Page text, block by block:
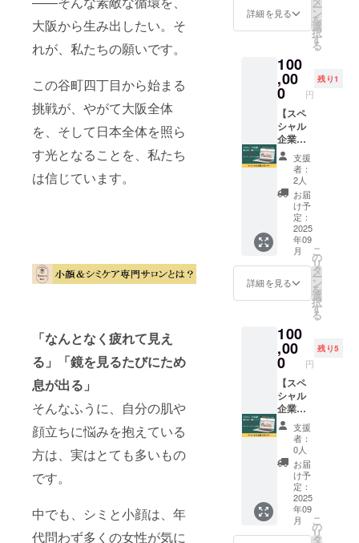
大阪から生み出したい。そ
れが、私たちの願いです。
この谷町四丁目から始まる
挑戦が、やがて大阪全体
を、そして日本全体を照ら
す光となることを、私たち
は信じています。
「なんとなく疲れて見え
る」「鏡を見るたびにため
息が出る」
そんなふうに、自分の肌や
顔立ちに悩みを抱えている
方は、実はとても多いもの
です。
中でも、シミと小顔は、年
代問わず多くの女性が気に
原材料
及び添
加物等
表示は
お届け
商品の
ラベル
に表記
されま
す。商
品開封
前には
必ずお
届けの
リター
ンに貼
付され
たラベ
ルや注
意書き
をご確
認くだ
さい。
ン、ア
セチル
ヘキサ
ド-8、
BG、ト
リ(カプ
リル酸/
カプリ
ン酸)グ
リセリ
ル、水
添レシ
チン、
トコ
フェ
ロー
ル、酢
酸トコ
フェ
ロー
ル、グ
リセリ
ン、ポ
ベート
80、カ
プリリ
ルグリ
コー
ル、メ
チルパ
ラベ
ン、
フェノ
キシエ
タノー
ル、1,2-
ヘキサ
ンジ
オール
使用上
程は
メール
ていた
だきま
す。 ※
こちら
の権利
の有効
期限は
2025年
9月から
1年間で
す。
フェイ
間は1回
120分で
す。 小
顔＆シ
ミケア
専門サ
ロン
「Nana
ra」 住
所：大
阪市中
央区粉
川町4-
16 ※日
程は
メール
にて調
整させ
こちら
の権利
の有効
期限は
2025年
9月から
1年間で
す。
ンジン
マッ
サージ
(顔+デ
コル
テ)→ポ
レー
ション
→シミ
ケア→
バイオ
マスク
→美白
パック
→スキ
ンケア
→お仕
上げ》
レー
かった
方にも
お勧め
シミケ
アコー
スで
す。 施
術時間
は1回
120分で
す。 小
顔＆シ
ミケア
専門サ
ロン
「Nana
ra」 住
サーと
してHP
に企業
業のHP
のリン
クを掲
載させ
ていた
だきま
す。 ※
掲載す
る内容
はメー
ルにて
確認さ
せてい
ただき
ます。
※ネット
ワーク
販売ま
たは企
業イ
が相違
する場
合等、
お断り
させて
いただ
く場合
があり
ます。
お断り
させて
いただ
いた場
合は返
金対応
いたし
ます。
詳細を見る ー
ン
を
選
択
す
る
100
,00
0 円
残り1
【スペ
シャル
企業ス
ポン
サー】
株式会
社ツナ
グのス
ペシャ
ル企業
スポン
サーに
なれる
権利で
す。 企
業スポ
として
HPに企
業名、
企業の
HPのリ
ンクを
掲載さ
せてい
ただき
ます。
さら
に、谷
町四丁
目の小
顔＆シ
ミケア
専門サ
支援
者：
2人
お届
け予
定：
2025
年09
月
詳細を見る
こ
の
リ
タ
ー
ン
を
選
択
す
る
100
,00
0 円
残り5
【スペ
シャル
企業ス
ポン
サー】
株式会
社ツナ
グのス
ペシャ
ル企業
スポン
サーに
なれる
支援
者：
0人
お届
け予
定：
2025
年09
月
こ
の
リ
タ